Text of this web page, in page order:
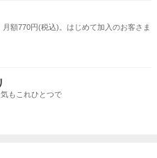
額770円(税込)。はじめて加入のお客さま
もこれひとつで